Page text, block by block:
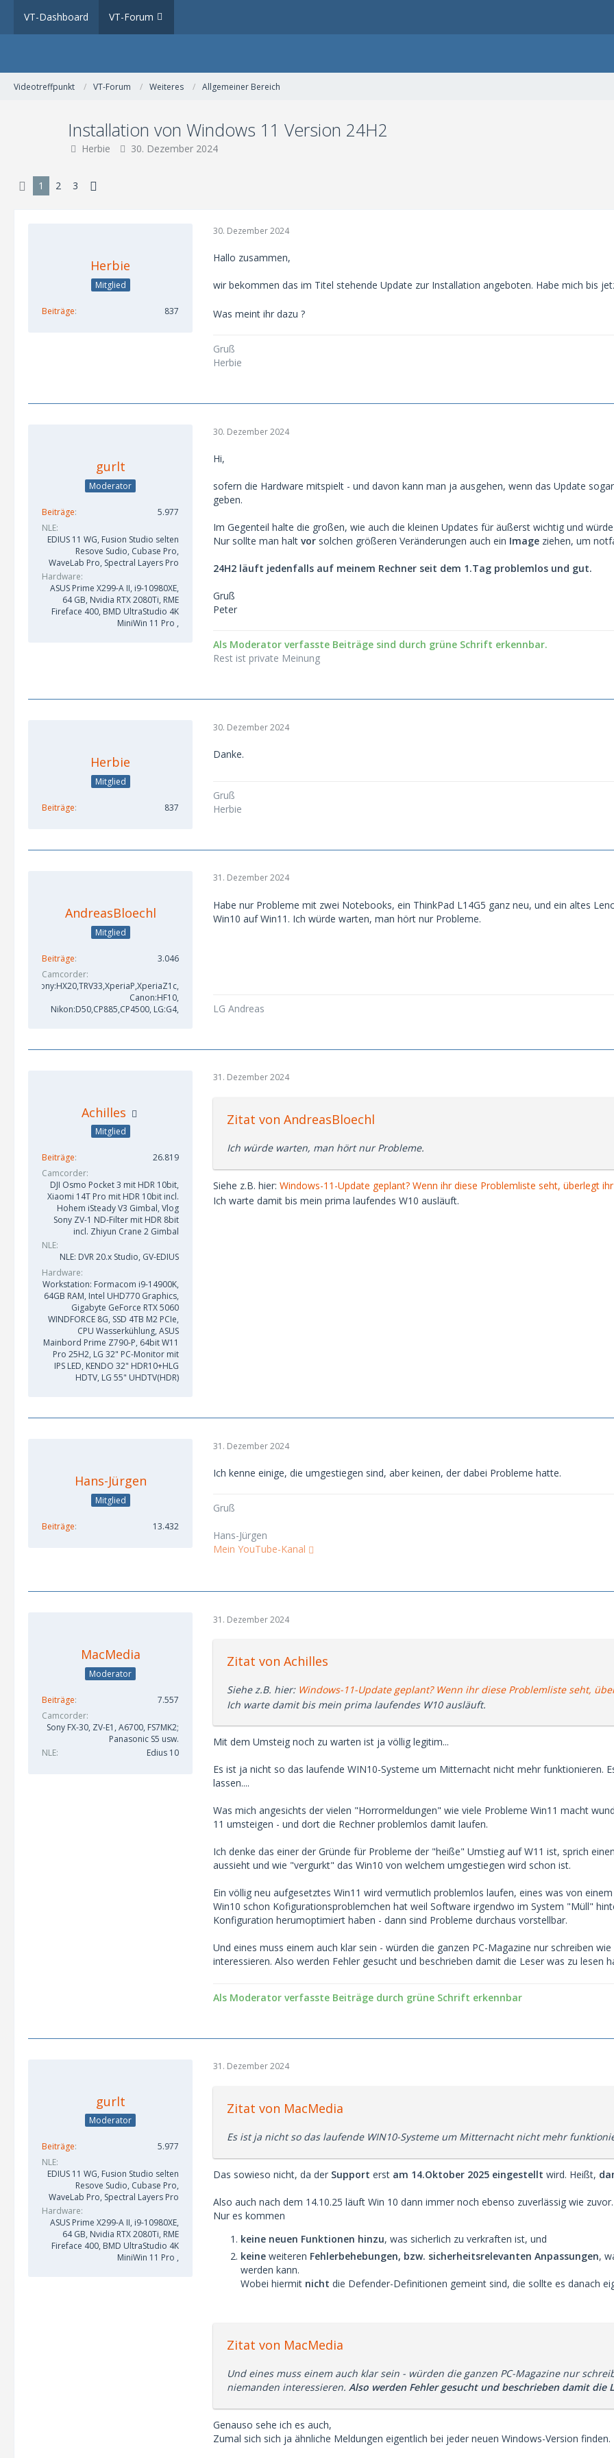
VT-Dashboard VT-Forum
Videotreffpunkt VT-Forum Weiteres Allgemeiner Bereich
Installation von Windows 11 Version 24H2
Herbie 30. Dezember 2024
1 2 3
Herbie
Mitglied
Beiträge 837
30. Dezember 2024
Hallo zusammen,
wir bekommen das im Titel stehende Update zur Installation angeboten. Habe mich bis
Was meint ihr dazu ?
Gruß
Herbie
gurlt
Moderator
Beiträge
5.977
NLE
EDIUS 11 WG, Fusion Studio selten
Resove Sudio, Cubase Pro,
WaveLab Pro, Spectral Layers Pro
Hardware
ASUS Prime X299-A II, i9-10980XE,
64 GB, Nvidia RTX 2080Ti, RME
Fireface 400, BMD UltraStudio 4K
MiniWin 11 Pro ,
30. Dezember 2024
Hi,
sofern die Hardware mitspielt - und davon kann man ja ausgehen, wenn das Update
geben.
Im Gegenteil halte die großen, wie auch die kleinen Updates für äußerst wichtig und
Nur sollte man halt vor solchen größeren Veränderungen auch ein Image ziehen, um
24H2 läuft jedenfalls auf meinem Rechner seit dem 1.Tag problemlos und gut.
Gruß
Peter
Als Moderator verfasste Beiträge sind durch grüne Schrift erkennbar.
Rest ist private Meinung
Herbie
Mitglied
Beiträge 837
30. Dezember 2024
Danke.
Gruß
Herbie
AndreasBloechl
Mitglied
Beiträge
3.046
Camcorder
Sony:HX20,TRV33,XperiaP,XperiaZ1c,
Canon:HF10,
Nikon:D50,CP885,CP4500, LG:G4,
31. Dezember 2024
Habe nur Probleme mit zwei Notebooks, ein ThinkPad L14G5 ganz neu, und ein altes
Win10 auf Win11. Ich würde warten, man hört nur Probleme.
LG Andreas
Achilles
Mitglied
Beiträge
26.819
Camcorder
DJI Osmo Pocket 3 mit HDR 10bit,
Xiaomi 14T Pro mit HDR 10bit incl.
Hohem iSteady V3 Gimbal, Vlog
Sony ZV-1 ND-Filter mit HDR 8bit
incl. Zhiyun Crane 2 Gimbal
NLE
NLE: DVR 20.x Studio, GV-EDIUS
Hardware
Workstation: Formacom i9-14900K,
64GB RAM, Intel UHD770 Graphics,
Gigabyte GeForce RTX 5060
WINDFORCE 8G, SSD 4TB M2 PCIe,
CPU Wasserkühlung, ASUS
Mainbord Prime Z790-P, 64bit W11
Pro 25H2, LG 32" PC-Monitor mit
IPS LED, KENDO 32" HDR10+HLG
HDTV, LG 55" UHDTV(HDR)
31. Dezember 2024
Zitat von AndreasBloechl
Ich würde warten, man hört nur Probleme.
Siehe z.B. hier: Windows-11-Update geplant? Wenn ihr diese Problemliste seht, überlegt
Ich warte damit bis mein prima laufendes W10 ausläuft.
Hans-Jürgen
Mitglied
Beiträge 13.432
31. Dezember 2024
Ich kenne einige, die umgestiegen sind, aber keinen, der dabei Probleme hatte.
Gruß
Hans-Jürgen
Mein YouTube-Kanal
MacMedia
Moderator
Beiträge
7.557
Camcorder
Sony FX-30, ZV-E1, A6700, FS7MK2;
Panasonic S5 usw.
NLE
Edius 10
31. Dezember 2024
Zitat von Achilles
Siehe z.B. hier: Windows-11-Update geplant? Wenn ihr diese Problemliste seht,
Ich warte damit bis mein prima laufendes W10 ausläuft.
Mit dem Umsteig noch zu warten ist ja völlig legitim...
Es ist ja nicht so das laufende WIN10-Systeme um Mitternacht nicht mehr funktionieren.
lassen....
Was mich angesichts der vielen "Horrormeldungen" wie viele Probleme Win11 macht
11 umsteigen - und dort die Rechner problemlos damit laufen.
Ich denke das einer der Gründe für Probleme der "heiße" Umstieg auf W11 ist, sprich
aussieht und wie "vergurkt" das Win10 von welchem umgestiegen wird schon ist.
Ein völlig neu aufgesetztes Win11 wird vermutlich problemlos laufen, eines was von
Win10 schon Kofigurationsproblemchen hat weil Software irgendwo im System "Müll"
Konfiguration herumoptimiert haben - dann sind Probleme durchaus vorstellbar.
Und eines muss einem auch klar sein - würden die ganzen PC-Magazine nur schreiben
interessieren. Also werden Fehler gesucht und beschrieben damit die Leser was zu lesen
Als Moderator verfasste Beiträge durch grüne Schrift erkennbar
gurlt
Moderator
Beiträge
5.977
NLE
EDIUS 11 WG, Fusion Studio selten
Resove Sudio, Cubase Pro,
WaveLab Pro, Spectral Layers Pro
Hardware
ASUS Prime X299-A II, i9-10980XE,
64 GB, Nvidia RTX 2080Ti, RME
Fireface 400, BMD UltraStudio 4K
MiniWin 11 Pro ,
31. Dezember 2024
Zitat von MacMedia
Es ist ja nicht so das laufende WIN10-Systeme um Mitternacht nicht mehr
Das sowieso nicht, da der Support erst am 14.Oktober 2025 eingestellt wird. Heißt,
Also auch nach dem 14.10.25 läuft Win 10 dann immer noch ebenso zuverlässig wie zuvor.
Nur es kommen
keine neuen Funktionen hinzu, was sicherlich zu verkraften ist, und
keine weiteren Fehlerbehebungen, bzw. sicherheitsrelevanten Anpassungen,
werden kann.
Wobei hiermit nicht die Defender-Definitionen gemeint sind, die sollte es danach
Zitat von MacMedia
Und eines muss einem auch klar sein - würden die ganzen PC-Magazine nur
niemanden interessieren. Also werden Fehler gesucht und beschrieben damit die
Genauso sehe ich es auch,
Zumal sich sich ja ähnliche Meldungen eigentlich bei jeder neuen Windows-Version finden.